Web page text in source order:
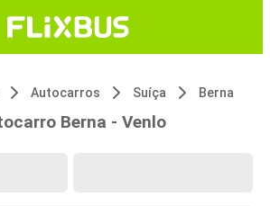
Autocarros Suíça Berna
Berna - Venlo